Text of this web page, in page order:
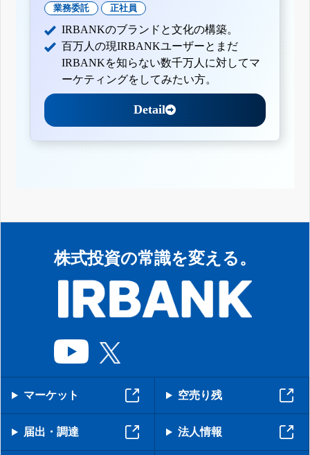
業務委託 正社員
IRBANKのブランドと文化の構築。
百万人の現IRBANKユーザーとまだ
IRBANKを知らない数千万人に対してマ
ーケティングをしてみたい方。
Detail
株式投資の常識を変える。
マーケット 空売り残
届出・調達 法人情報